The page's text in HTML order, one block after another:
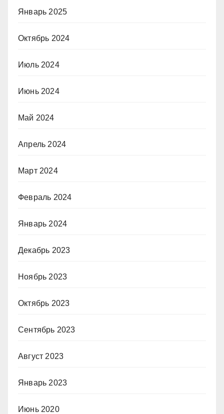
Январь 2025
Октябрь 2024
Июль 2024
Июнь 2024
Май 2024
Апрель 2024
Март 2024
Февраль 2024
Январь 2024
Декабрь 2023
Ноябрь 2023
Октябрь 2023
Сентябрь 2023
Август 2023
Январь 2023
Июнь 2020